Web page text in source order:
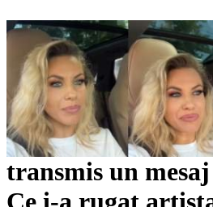
transmis un